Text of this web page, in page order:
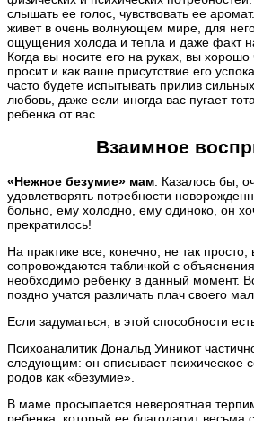
слышать ее голос, чувствовать ее
живет в очень волнующем мире, для него
ощущения холода и тепла и даже факт
Когда вы носите его на руках, вы хорошо
просит и как ваше присутствие его
часто будете испытывать прилив
любовь, даже если иногда вас пугает
ребенка от вас.
Взаимное
«Нежное безумие» мам . Казалось бы,
удовлетворять потребности
больно, ему холодно, ему одиноко, он
прекратилось!
На практике все, конечно, не так просто,
сопровождаются табличкой с
необходимо ребенку в данный момент.
поздно учатся различать плач своего
Если задуматься, в этой способности
Психоаналитик Дональд Уиникот
следующим: он описывает психическое
родов как «безумие».
В маме просыпается невероятная